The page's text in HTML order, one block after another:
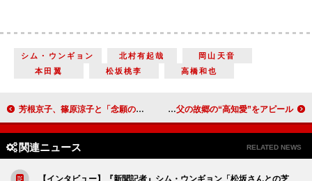
シム・ウンギョン 北村有起哉
岡山天音
本田翼
松坂桃李 高橋和也
芳根京子、篠原涼子と「念願のお食事」 「イタリアンをごちそうになりました」 塚地武雅「山ちゃんや蒼井優ちゃんのように」 実父の故郷の“高知愛”をアピール
関連ニュース RELATED NEWS
【インタビュー】『新聞記者』シム・ウンギョン「松坂さんとの芝